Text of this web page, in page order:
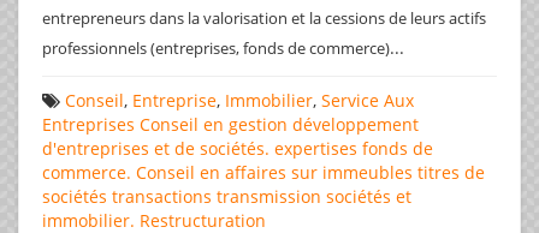
entrepreneurs dans la valorisation et la cessions de leurs actifs
professionnels (entreprises, fonds de commerce)...
Conseil, Entreprise, Immobilier, Service Aux
Entreprises Conseil en gestion développement
d'entreprises et de sociétés. expertises fonds de
commerce. Conseil en affaires sur immeubles titres de
sociétés transactions transmission sociétés et
immobilier. Restructuration